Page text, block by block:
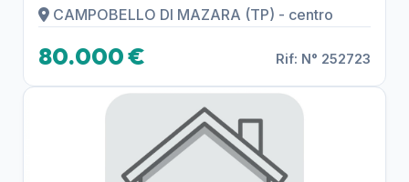
CAMPOBELLO DI MAZARA (TP) - centro
80.000 € Rif: N° 252723